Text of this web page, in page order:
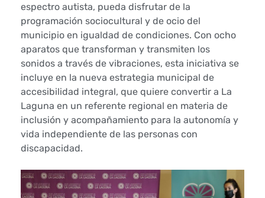
n
a
a
c
e
r
a
espectro autista, pueda disfrutar de la
programación sociocultural y de ocio del
municipio en igualdad de condiciones. Con ocho
aparatos que transforman y transmiten los
sonidos a través de vibraciones, esta iniciativa se
incluye en la nueva estrategia municipal de
accesibilidad integral, que quiere convertir a La
Laguna en un referente regional en materia de
inclusión y acompañamiento para la autonomía y
vida independiente de las personas con
discapacidad.